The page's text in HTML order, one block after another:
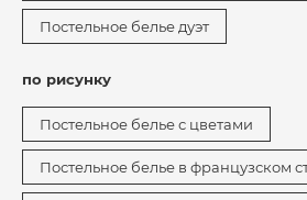
Постельное белье дуэт
по рисунку
Постельное белье с цветами
Постельное белье в французском